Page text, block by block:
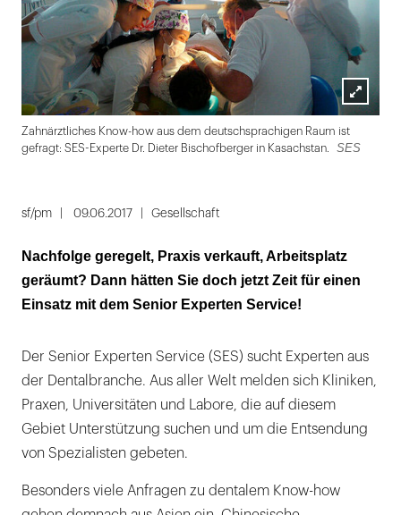
Lightbox
öffnen
Zahnärztliches Know-how aus dem deutschsprachigen Raum ist
gefragt: SES-Experte Dr. Dieter Bischofberger in Kasachstan.
SES
1
2
sf/pm 09.06.2017 Gesellschaft
Nachfolge geregelt, Praxis verkauft, Arbeitsplatz
geräumt? Dann hätten Sie doch jetzt Zeit für einen
Einsatz mit dem Senior Experten Service!
Der Senior Experten Service (SES) sucht Experten aus
der Dentalbranche. Aus aller Welt melden sich Kliniken,
Praxen, Universitäten und Labore, die auf diesem
Gebiet Unterstützung suchen und um die Entsendung
von Spezialisten gebeten.
Besonders viele Anfragen zu dentalem Know-how